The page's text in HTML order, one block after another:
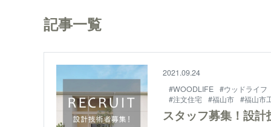
記事一覧
2021.09.24
#WOODLIFE #ウッドライフ
#注文住宅 #福山市 #福山市
スタッフ募集！設計